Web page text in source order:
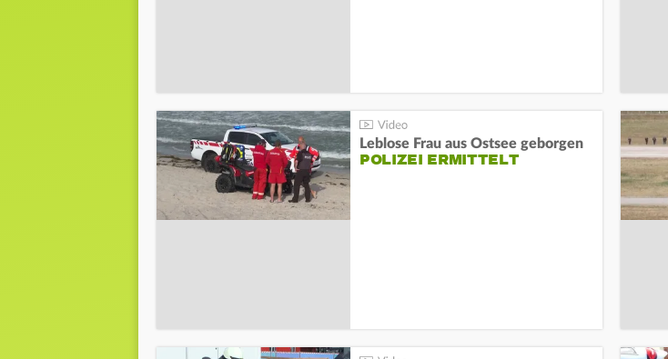
Leblose Frau aus Ostsee geborgen
POLIZEI ERMITTELT